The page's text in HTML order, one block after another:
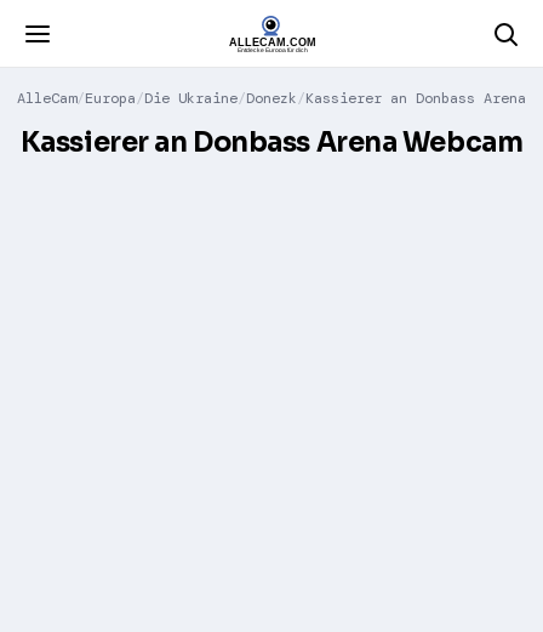
AlleCam Europa Die Ukraine Donezk Kassierer an Donbass Arena
Kassierer an Donbass Arena Webcam